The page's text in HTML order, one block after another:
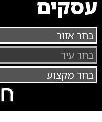
עסקים